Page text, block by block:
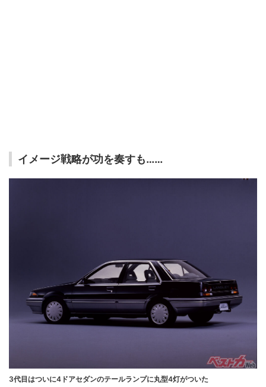
イメージ戦略が功を奏すも……
3代目はついに4ドアセダンのテールランプに丸型4灯がついた